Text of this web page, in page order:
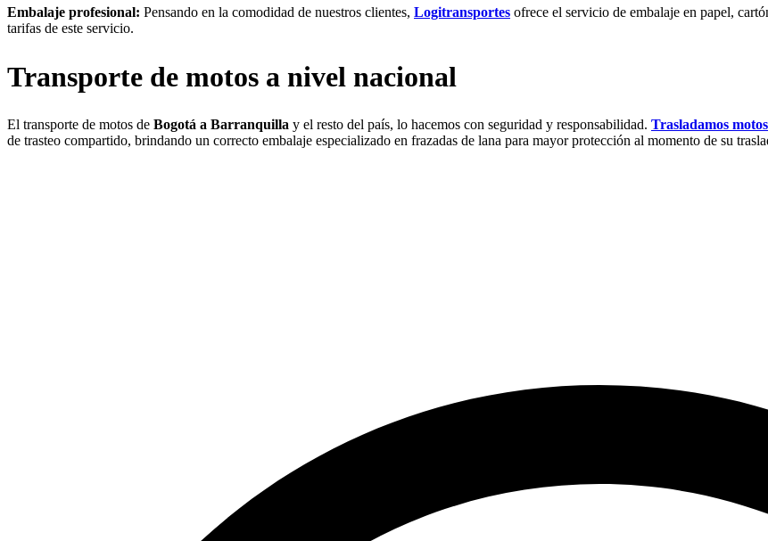
Embalaje profesional: Pensando en la comodidad de nuestros clientes, Logitransportes ofrece el servicio de embalaje en papel,
tarifas de este servicio.
Transporte de motos a nivel nacional
El transporte de motos de Bogotá a Barranquilla y el resto del país, lo hacemos con seguridad y responsabilidad. Trasladamos
de trasteo compartido, brindando un correcto embalaje especializado en frazadas de lana para mayor protección al momento de su